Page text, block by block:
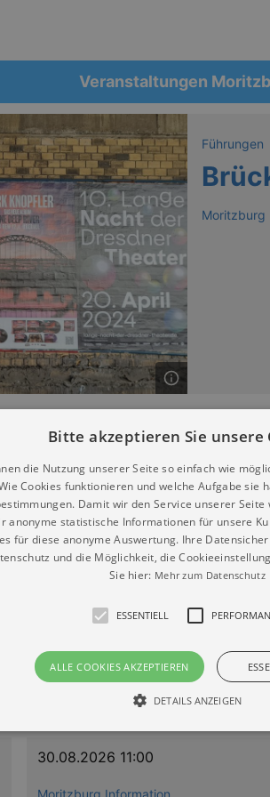
Veranstaltungen
Führungen
Moritzburg
ab Moritzburg Information
- 8540
30.08.2026 11:00
Moritzburg Information
Bitte akzeptieren Sie unsere
die Nutzung unserer Seite so einfach wie
Cookies funktionieren und welche Aufgabe sie
Damit wir den Service unserer
anonyme statistische Informationen für unsere
für diese anonyme Auswertung. Ihre
und die Möglichkeit, die
Sie hier: Mehr zum Datenschutz
ESSENTIELL
ALLE COOKIES AKZEPTIEREN
DETAILS ANZEIGEN